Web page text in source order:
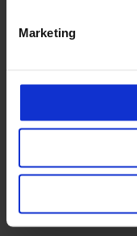
Marketing